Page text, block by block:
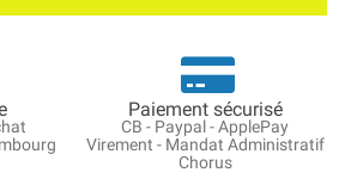
Paiement sécurisé
CB - Paypal - ApplePay
Virement - Mandat Administratif
Chorus